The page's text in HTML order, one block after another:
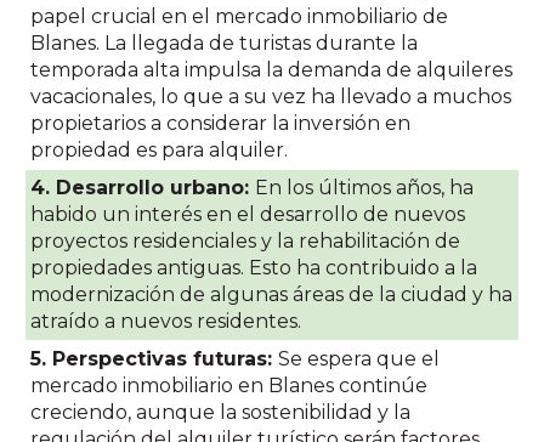
papel crucial en el mercado inmobiliario de
Blanes. La llegada de turistas durante la
temporada alta impulsa la demanda de alquileres
vacacionales, lo que a su vez ha llevado a muchos
propietarios a considerar la inversión en
propiedad es para alquiler.
4. Desarrollo urbano: En los últimos años, ha
habido un interés en el desarrollo de nuevos
proyectos residenciales y la rehabilitación de
propiedades antiguas. Esto ha contribuido a la
modernización de algunas áreas de la ciudad y ha
atraído a nuevos residentes.
5. Perspectivas futuras: Se espera que el
mercado inmobiliario en Blanes continúe
creciendo, aunque la sostenibilidad y la